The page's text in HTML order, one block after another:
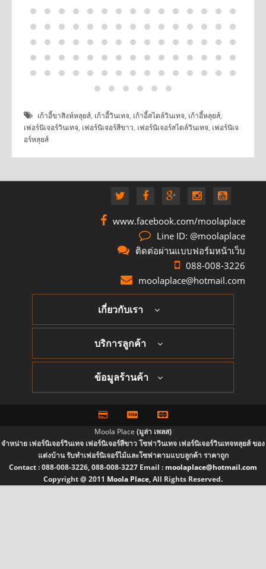
เก้าอี้ขาสิงห์หลุยส์, เก้าอี้วินเทจ, เก้าอี้สไตล์วินเทจ, เก้าอี้หลุยส์,
เฟอร์นิเจอร์วินเทจ, เฟอร์นิเจอร์สีขาว, เฟอร์นิเจอร์สไตล์วินเทจ, เฟอร์นิเจ
อร์หลุยส์
www.facebook.com/moolaplace
Line ID: @moolaplace
ติดต่อผ่านแบบฟอร์มหน้าเว็บ
088-008-3226
moolaplace@hotmail.com
เกี่ยวกับเรา
บริการลูกค้า
ข้อมูลร้านค้า
Moola Place (มูล่า เพลส)
จำหน่าย เฟอร์นิเจอร์วินเทจ เฟอร์นิเจอร์สีขาว โซฟาวินเทจ เฟอร์นิเจอร์วินเทจหลุยส์ ของ
แต่งบ้าน รับทำเฟอร์นิเจอร์ไม้และโซฟาตามแบบลูกค้า ราคาถูก
Contact :088-008-3226, 088-008-3227 Email : moolaplace@hotmail.com
Copyright @ 2011 Moola Place, All Rights Reserved.